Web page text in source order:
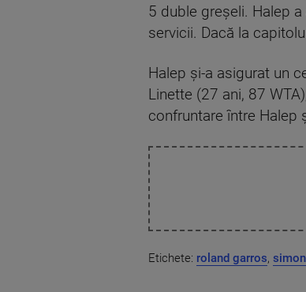
5 duble greşeli. Halep
servicii. Dacă la
Halep şi-a asigurat un
Linette (27 ani, 87
confruntare între Halep
Etichete: roland garros,